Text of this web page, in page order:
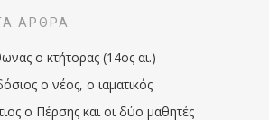
ΆΡΘΡΑ
ο κτήτορας (14ος αι.)
ο νέος, ο ιαματικός
ο Πέρσης και οι δύο μαθητές